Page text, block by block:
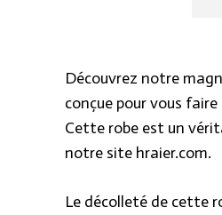
son
quantity
Découvrez notre
conçue pour vous
Cette robe est un
notre site hraier.com.
Le décolleté de cette